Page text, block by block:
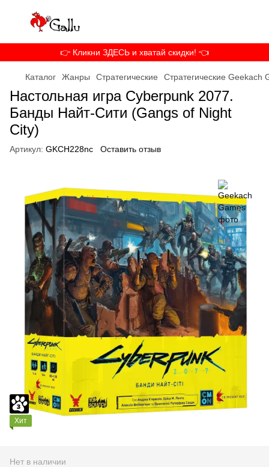
👉 Кликни ЗДЕСЬ и хватай скидки! 👈
Каталог Жанры Стратегические Стратегические Geekach
Настольная игра Cyberpunk 2077.
Банды Найт-Сити (Gangs of Night
City)
Артикул: GKCH228nc Оставить отзыв
Хит
Нет в наличии